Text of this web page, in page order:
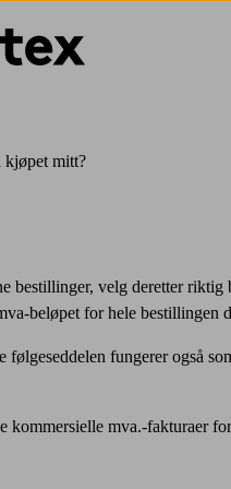
kjøpet mitt?
velg deretter
beløpet for hele bestillingen
fungerer også
kommersielle mva.-fakturaer